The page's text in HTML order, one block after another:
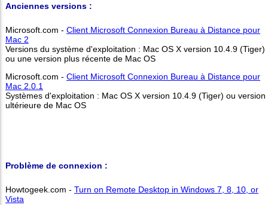
Anciennes versions :
Microsoft.com - Client Microsoft Connexion Bureau à Distance pour
Mac 2
Versions du système d'exploitation : Mac OS X version 10.4.9 (Tiger)
ou une version plus récente de Mac OS
Microsoft.com - Client Microsoft Connexion Bureau à Distance pour
Mac 2.0.1
Systèmes d'exploitation : Mac OS X version 10.4.9 (Tiger) ou version
ultérieure de Mac OS
Problème de connexion :
Howtogeek.com - Turn on Remote Desktop in Windows 7, 8, 10, or
Vista